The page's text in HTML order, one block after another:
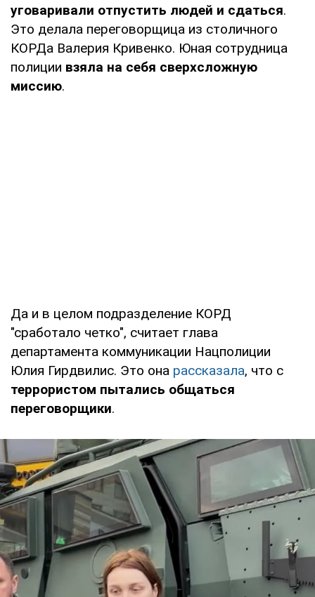
уговаривали отпустить людей и сдаться.
Это делала переговорщица из столичного
КОРДа Валерия Кривенко. Юная сотрудница
полиции взяла на себя сверхсложную
миссию.
Да и в целом подразделение КОРД
"сработало четко", считает глава
департамента коммуникации Нацполиции
Юлия Гирдвилис. Это она рассказала, что с
террористом пытались общаться
переговорщики.